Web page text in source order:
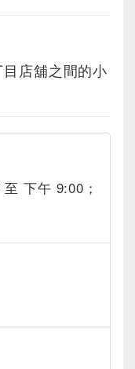
店舖之間的小
下午 9:00；